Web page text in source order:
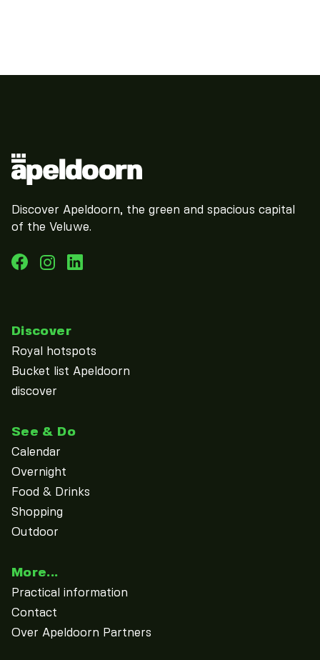
Discover Apeldoorn, the green and spacious capital
of the Veluwe.
Discover
Royal hotspots
Bucket list Apeldoorn
discover
See & Do
Calendar
Overnight
Food & Drinks
Shopping
Outdoor
More...
Practical information
Contact
Over Apeldoorn Partners